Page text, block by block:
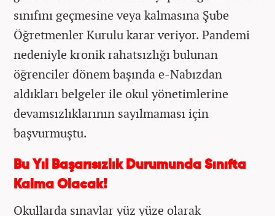
sınıfını geçmesine veya kalmasına Şube
Öğretmenler Kurulu karar veriyor. Pandemi
nedeniyle kronik rahatsızlığı bulunan
öğrenciler dönem başında e-Nabızdan
aldıkları belgeler ile okul yönetimlerine
devamsızlıklarının sayılmaması için
başvurmuştu.
Bu Yıl Başarısızlık Durumunda Sınıfta
Kalma Olacak!
Okullarda sınavlar yüz yüze olarak